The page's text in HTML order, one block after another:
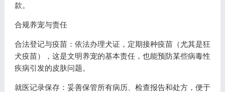
款。
合规养宠与责任
合法登记与疫苗：依法办理犬证，定期接种疫苗（尤其是狂
犬疫苗），这是文明养宠的基本责任，也能预防某些病毒性
疾病引发的皮肤问题。
就医记录保存：妥善保管所有病历、检查报告和处方，便于